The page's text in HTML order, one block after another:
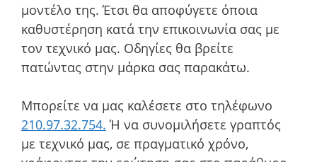
μοντέλο της. Έτσι θα αποφύγετε όποια
καθυστέρηση κατά την επικοινωνία σας με
τον τεχνικό μας. Οδηγίες θα βρείτε
πατώντας στην μάρκα σας παρακάτω.
Μπορείτε να μας καλέσετε στο τηλέφωνο
210.97.32.754. Ή να συνομιλήσετε γραπτός
με τεχνικό μας, σε πραγματικό χρόνο,